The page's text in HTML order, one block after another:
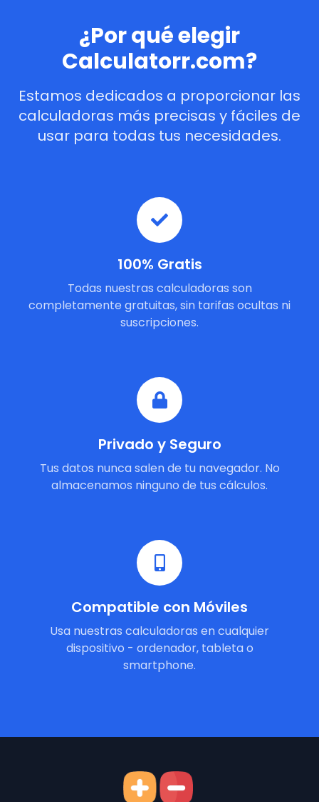
¿Por qué elegir
Calculatorr.com?
Estamos dedicados a proporcionar las
calculadoras más precisas y fáciles de
usar para todas tus necesidades.
100% Gratis
Todas nuestras calculadoras son
completamente gratuitas, sin tarifas ocultas ni
suscripciones.
Privado y Seguro
Tus datos nunca salen de tu navegador. No
almacenamos ninguno de tus cálculos.
Compatible con Móviles
Usa nuestras calculadoras en cualquier
dispositivo - ordenador, tableta o
smartphone.